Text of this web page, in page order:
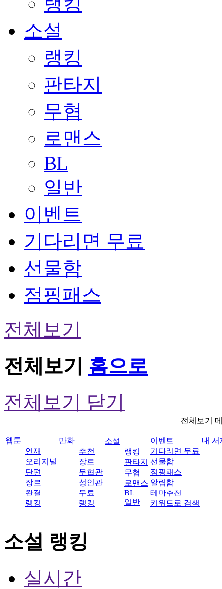
소설
랭킹
판타지
무협
로맨스
BL
일반
이벤트
기다리면 무료
선물함
점핑패스
전체보기
전체보기 홈으로
전체보기 닫기
전체보기
웹툰
연재
오리지널
단편
장르
완결
랭킹
만화
추천
장르
무협관
성인관
무료
랭킹
소설
랭킹
판타지
무협
로맨스
BL
일반
이벤트
기다리면 무료
선물함
점핑패스
알림함
테마추천
키워드로 검색
내 서
소설 랭킹
실시간